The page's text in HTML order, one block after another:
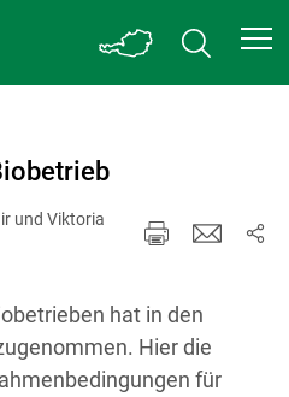
und Viktoria
hat in den
Hier die
für